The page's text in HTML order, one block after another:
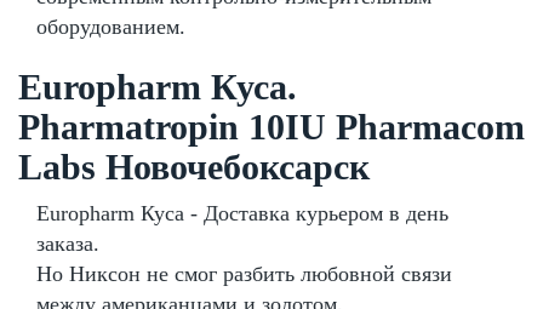
оборудованием.
Europharm Куса.
Pharmatropin 10IU Pharmacom
Labs Новочебоксарск
Europharm Куса - Доставка курьером в день
заказа.
Но Никсон не смог разбить любовной связи
между американцами и золотом.